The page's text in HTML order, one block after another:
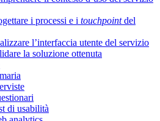
i processi e i touchpointdel
l’interfaccia utente del servizio
la soluzione ottenuta
di usabilità